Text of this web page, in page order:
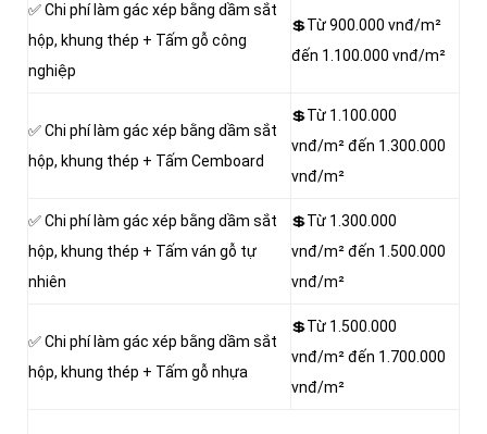
✅ Chi phí làm gác xép bằng dầm sắt
hộp, khung thép + Tấm gỗ công
nghiệp
💲Từ 900.000 vnđ/m²
đến 1.100.000 vnđ/m²
✅ Chi phí làm gác xép bằng dầm sắt
hộp, khung thép + Tấm Cemboard
💲Từ 1.100.000
vnđ/m² đến 1.300.000
vnđ/m²
✅ Chi phí làm gác xép bằng dầm sắt
hộp, khung thép + Tấm ván gỗ tự
nhiên
💲Từ 1.300.000
vnđ/m² đến 1.500.000
vnđ/m²
✅ Chi phí làm gác xép bằng dầm sắt
hộp, khung thép + Tấm gỗ nhựa
💲Từ 1.500.000
vnđ/m² đến 1.700.000
vnđ/m²